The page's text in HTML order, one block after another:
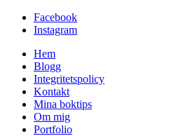
Facebook
Instagram
Hem
Blogg
Integritetspolicy
Kontakt
Mina boktips
Om mig
Portfolio